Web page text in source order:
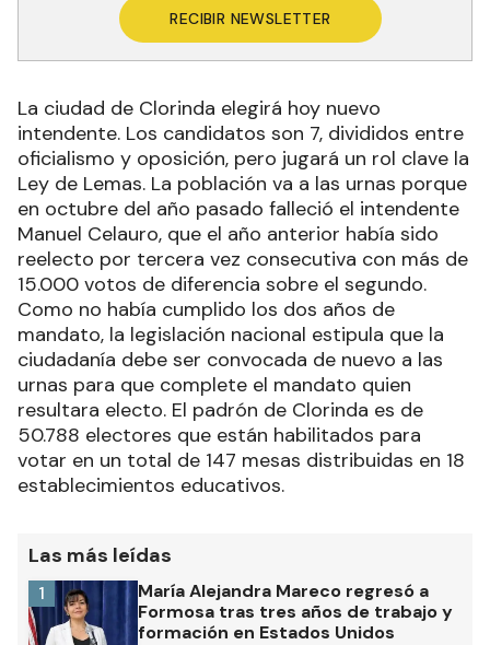
RECIBIR NEWSLETTER
La ciudad de Clorinda elegirá hoy nuevo
intendente. Los candidatos son 7, divididos entre
oficialismo y oposición, pero jugará un rol clave la
Ley de Lemas. La población va a las urnas porque
en octubre del año pasado falleció el intendente
Manuel Celauro, que el año anterior había sido
reelecto por tercera vez consecutiva con más de
15.000 votos de diferencia sobre el segundo.
Como no había cumplido los dos años de
mandato, la legislación nacional estipula que la
ciudadanía debe ser convocada de nuevo a las
urnas para que complete el mandato quien
resultara electo. El padrón de Clorinda es de
50.788 electores que están habilitados para
votar en un total de 147 mesas distribuidas en 18
establecimientos educativos.
Las más leídas
María Alejandra Mareco regresó a
Formosa tras tres años de trabajo y
formación en Estados Unidos
1